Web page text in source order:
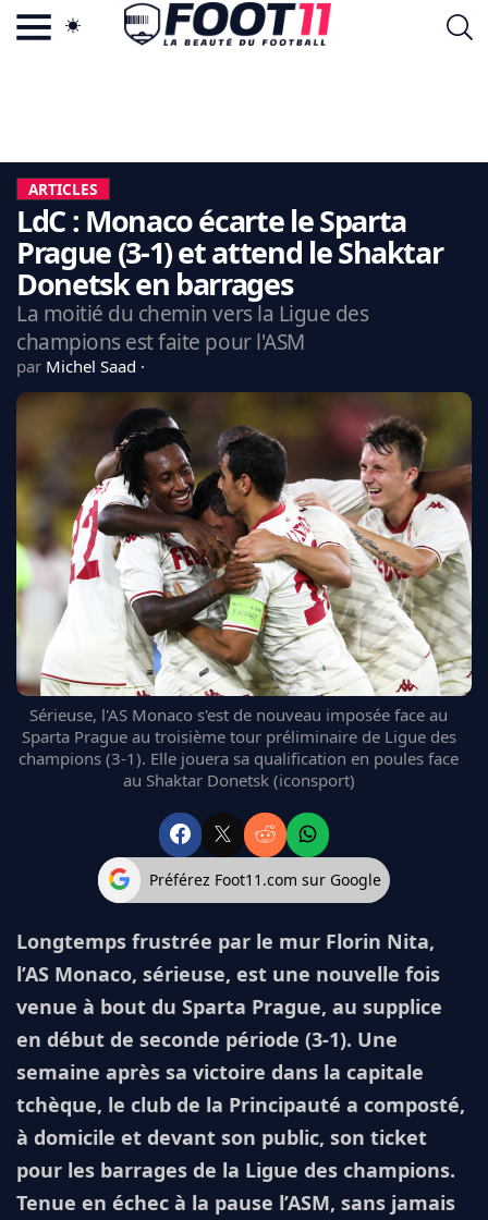
LA CHARTE
VIE PRIVÉE
CGU
CONTACTEZ-NOUS
MERCATO
EDF
REAL MADRID
FC BARCELONE
MANCHESTER UNITED
CHELSEA
ARSENAL
BAYERN
L'AVIS DE LA RÉDAC'
ARTICLES
LdC : Monaco écarte le Sparta
Prague (3-1) et attend le Shaktar
Donetsk en barrages
La moitié du chemin vers la Ligue des
champions est faite pour l'ASM
par Michel Saad
Sérieuse, l'AS Monaco s'est de nouveau imposée face au
Sparta Prague au troisième tour préliminaire de Ligue des
champions (3-1). Elle jouera sa qualification en poules face
au Shaktar Donetsk (iconsport)
Préférez Foot11.com sur Google
Longtemps frustrée par le mur Florin Nita,
l’AS Monaco, sérieuse, est une nouvelle fois
venue à bout du Sparta Prague, au supplice
en début de seconde période (3-1). Une
semaine après sa victoire dans la capitale
tchèque, le club de la Principauté a composté,
à domicile et devant son public, son ticket
pour les barrages de la Ligue des champions.
Tenue en échec à la pause l’ASM, sans jamais